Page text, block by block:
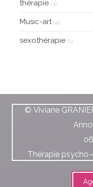
thérapie (3)
Music-art (4)
sexothérapie (1)
© Viviane
Thérapie